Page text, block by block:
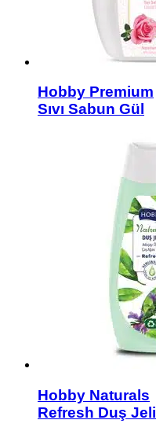
Hobby Premium
Sıvı Sabun Gül
Hobby Naturals
Refresh Duş Jeli